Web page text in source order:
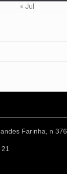
« Jul
Farinha, n 376